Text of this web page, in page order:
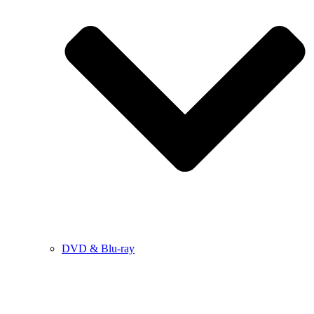
DVD & Blu-ray